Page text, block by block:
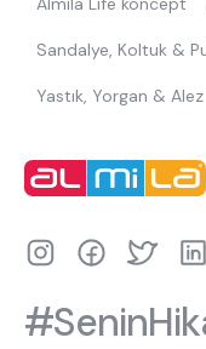
Sandalye, Koltuk &
Yastık, Yorgan & Alez